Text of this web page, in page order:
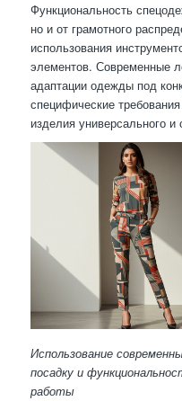
Функциональность
но и от грамотного
использования
элементов. Современные
адаптации одежды под
специфические
изделия универсального и
Использование
посадку и
работы